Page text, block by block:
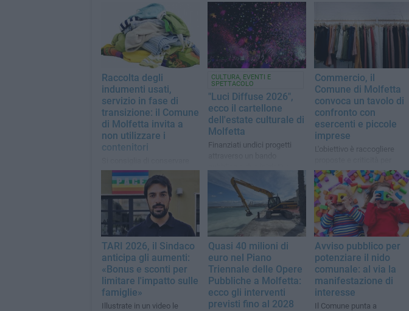
Raccolta degli
indumenti usati,
servizio in fase di
transizione: il Comune
di Molfetta invita a
non utilizzare i
contenitori
temporaneamente a casa
abiti e tessili usati fino alla
riattivazione del servizio
CULTURA, EVENTI E
SPETTACOLO
"Luci Diffuse 2026",
ecco il cartellone
dell'estate culturale di
Molfetta
Finanziati undici progetti
speciali
Commercio, il
Comune di Molfetta
convoca un tavolo di
confronto con
esercenti e piccole
imprese
L'obiettivo è raccogliere
definire le future politiche a
sostegno del centro urbano
TARI 2026, il Sindaco
anticipa gli aumenti:
«Bonus e sconti per
limitare l'impatto sulle
famiglie»
Illustrate in un video le
Quasi 40 milioni di
euro nel Piano
Triennale delle Opere
Pubbliche a Molfetta:
ecco gli interventi
previsti fino al 2028
Avviso pubblico per
potenziare il nido
comunale: al via la
manifestazione di
interesse
Il Comune punta a